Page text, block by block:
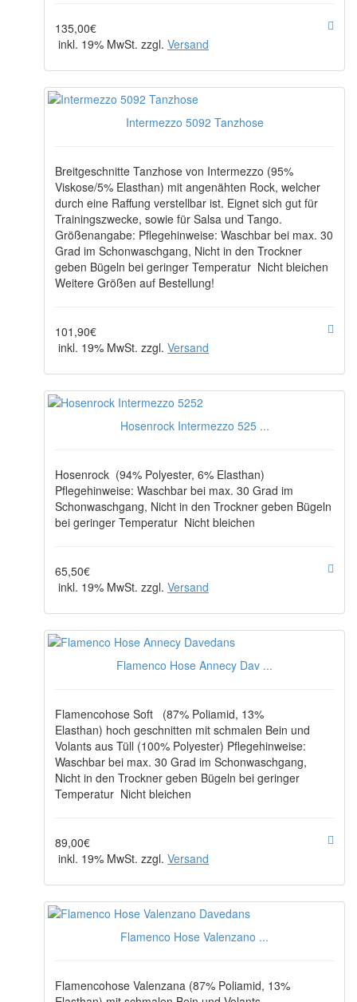
135,00€
inkl. 19% MwSt. zzgl. Versand
Intermezzo 5092 Tanzhose
Breitgeschnitte Tanzhose von Intermezzo (95%
Viskose/5% Elasthan) mit angenähten Rock, welcher
durch eine Raffung verstellbar ist. Eignet sich gut für
Trainingszwecke, sowie für Salsa und Tango.
Größenangabe: Pflegehinweise: Waschbar bei max. 30
Grad im Schonwaschgang, Nicht in den Trockner
geben Bügeln bei geringer Temperatur Nicht bleichen
Weitere Größen auf Bestellung!
101,90€
inkl. 19% MwSt. zzgl. Versand
Hosenrock Intermezzo 525 ...
Hosenrock (94% Polyester, 6% Elasthan)
Pflegehinweise: Waschbar bei max. 30 Grad im
Schonwaschgang, Nicht in den Trockner geben Bügeln
bei geringer Temperatur Nicht bleichen
65,50€
inkl. 19% MwSt. zzgl. Versand
Flamenco Hose Annecy Dav ...
Flamencohose Soft (87% Poliamid, 13%
Elasthan) hoch geschnitten mit schmalen Bein und
Volants aus Tüll (100% Polyester) Pflegehinweise:
Waschbar bei max. 30 Grad im Schonwaschgang,
Nicht in den Trockner geben Bügeln bei geringer
Temperatur Nicht bleichen
89,00€
inkl. 19% MwSt. zzgl. Versand
Flamenco Hose Valenzano ...
Flamencohose Valenzana (87% Poliamid, 13%